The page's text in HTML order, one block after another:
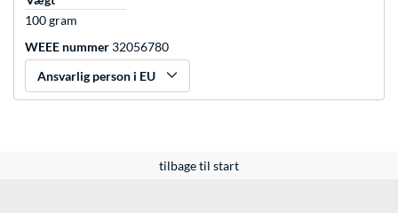
100 gram
WEEE nummer 32056780
Ansvarlig person i EU
tilbage til start